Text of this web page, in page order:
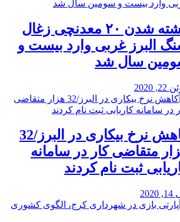
کشته شدن ۲۰ معدنچی زغال
البرز غربی وارد بیست و
سال شد
2020
کاهش نرخ بیکاری در البرز/32
متقاضی کار در سامانه
ثبت نام کردند